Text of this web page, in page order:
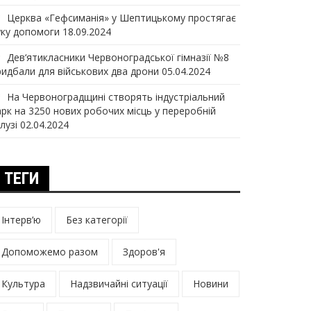
Церква «Гефсиманія» у Шептицькому простягає
допомоги 18.09.2024
Дев‘ятикласники Червоноградської гімназії №8
для військових два дрони 05.04.2024
На Червоноградщині створять індустріальний
на 3250 нових робочих місць у переробній
02.04.2024
ТЕГИ
Інтерв’ю Без категорії
Допоможемо разом Здоров'я
Культура Надзвичайні ситуації Новини